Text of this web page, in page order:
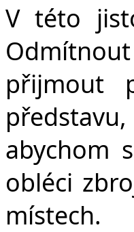
V této
přijmout
abychom
obléci
místech.